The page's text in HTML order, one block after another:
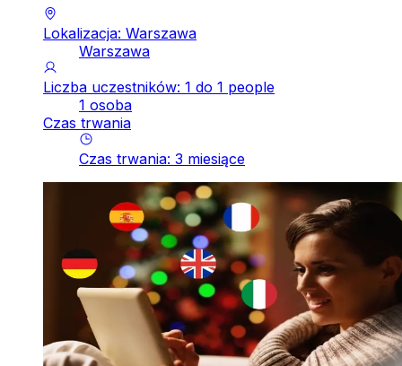
Lokalizacja: Warszawa
Warszawa
Liczba uczestników: 1 do 1 people
1 osoba
Czas trwania
Czas trwania: 3 miesiące